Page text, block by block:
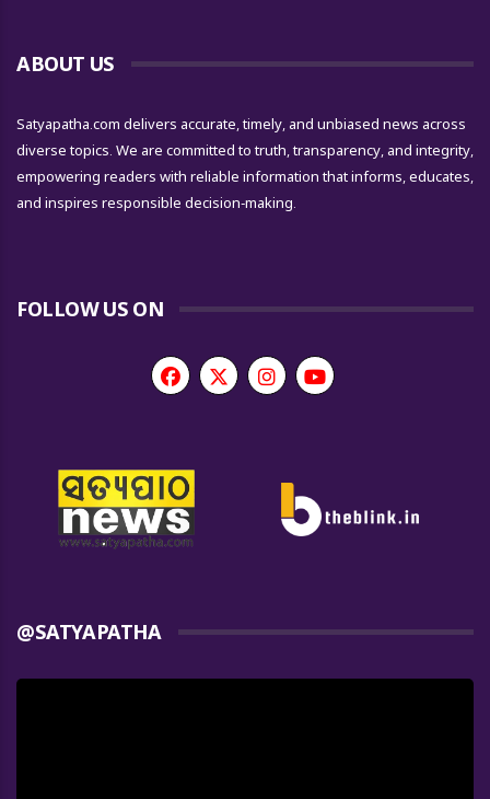
ABOUT US
Satyapatha.com delivers accurate, timely, and unbiased news across
diverse topics. We are committed to truth, transparency, and integrity,
empowering readers with reliable information that informs, educates,
and inspires responsible decision-making.
FOLLOW US ON
@SATYAPATHA